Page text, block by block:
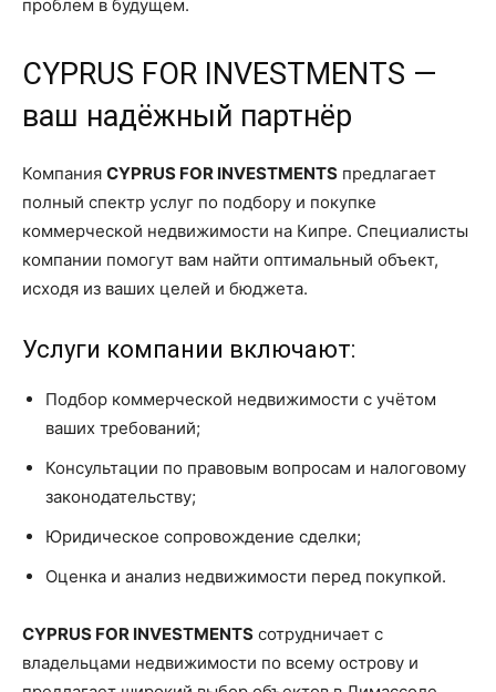
проблем в будущем.
CYPRUS FOR INVESTMENTS —
ваш надёжный партнёр
Компания CYPRUS FOR INVESTMENTS предлагает
полный спектр услуг по подбору и покупке
коммерческой недвижимости на Кипре. Специалисты
компании помогут вам найти оптимальный объект,
исходя из ваших целей и бюджета.
Услуги компании включают:
Подбор коммерческой недвижимости с учётом
ваших требований;
Консультации по правовым вопросам и налоговому
законодательству;
Юридическое сопровождение сделки;
Оценка и анализ недвижимости перед покупкой.
CYPRUS FOR INVESTMENTS сотрудничает с
владельцами недвижимости по всему острову и